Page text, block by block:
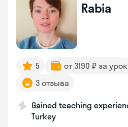
Rabia
5 от 3190 ₽ за урок
3 отзыва
Gained teaching
Turkey